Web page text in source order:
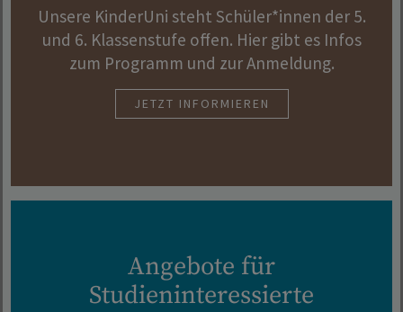
Unsere KinderUni steht Schüler*innen der 5.
und 6. Klassenstufe offen. Hier gibt es Infos
zum Programm und zur Anmeldung.
JETZT INFORMIEREN
Angebote für
Studieninteressierte